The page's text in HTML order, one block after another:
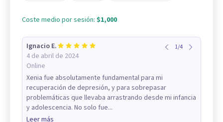
Coste medio por sesión: $1,000
Ignacio E.
4 de abril de 2024
Online
1/4
Xenia fue absolutamente fundamental para mi
recuperación de depresión, y para sobrepasar
problemáticas que llevaba arrastrando desde mi infancia
y adolescencia. No solo fue...
Leer más